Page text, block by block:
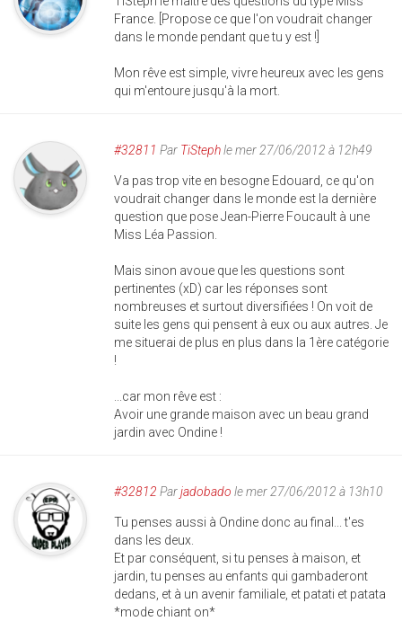
France. [Propose ce que l'on voudrait changer
dans le monde pendant que tu y est !]
Mon rêve est simple, vivre heureux avec les gens
qui m'entoure jusqu'à la mort.
#32811 Par TiStephle mer 27/06/2012 à 12h49
Va pas trop vite en besogne Edouard, ce qu'on
voudrait changer dans le monde est la dernière
question que pose Jean-Pierre Foucault à une
Miss Léa Passion.
Mais sinon avoue que les questions sont
pertinentes (xD) car les réponses sont
nombreuses et surtout diversifiées ! On voit de
suite les gens qui pensent à eux ou aux autres. Je
me situerai de plus en plus dans la 1ère catégorie
!
...car mon rêve est :
Avoir une grande maison avec un beau grand
jardin avec Ondine !
#32812 Parjadobado le mer 27/06/2012 à 13h10
Tu penses aussi à Ondine donc au final... t'es
dans les deux.
Et par conséquent, si tu penses à maison, et
jardin, tu penses au enfants qui gambaderont
dedans, et à un avenir familiale, et patati et patata
*mode chiant on*